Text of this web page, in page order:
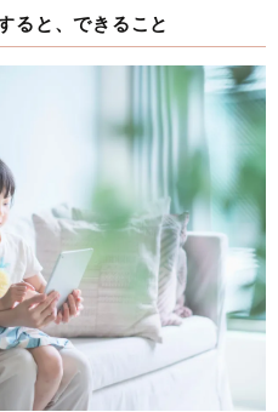
ると、できること